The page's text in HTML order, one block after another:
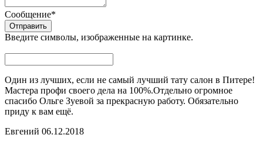
Сообщение*
Введите символы, изображенные на картинке.
Один из лучших, если не самый лучший тату салон в Питере!
Мастера профи своего дела на 100%.Отдельно огромное
спасибо Ольге Зуевой за прекрасную работу. Обязательно
приду к вам ещё.
Евгений 06.12.2018